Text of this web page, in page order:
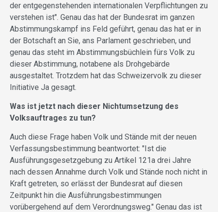
der entgegenstehenden internationalen Verpflichtungen zu
verstehen ist". Genau das hat der Bundesrat im ganzen
Abstimmungskampf ins Feld geführt, genau das hat er in
der Botschaft an Sie, ans Parlament geschrieben, und
genau das steht im Abstimmungsbüchlein fürs Volk zu
dieser Abstimmung, notabene als Drohgebärde
ausgestaltet. Trotzdem hat das Schweizervolk zu dieser
Initiative Ja gesagt.
Was ist jetzt nach dieser Nichtumsetzung des
Volksauftrages zu tun?
Auch diese Frage haben Volk und Stände mit der neuen
Verfassungsbestimmung beantwortet: "Ist die
Ausführungsgesetzgebung zu Artikel 121a drei Jahre
nach dessen Annahme durch Volk und Stände noch nicht in
Kraft getreten, so erlässt der Bundesrat auf diesen
Zeitpunkt hin die Ausführungsbestimmungen
vorübergehend auf dem Verordnungsweg." Genau das ist